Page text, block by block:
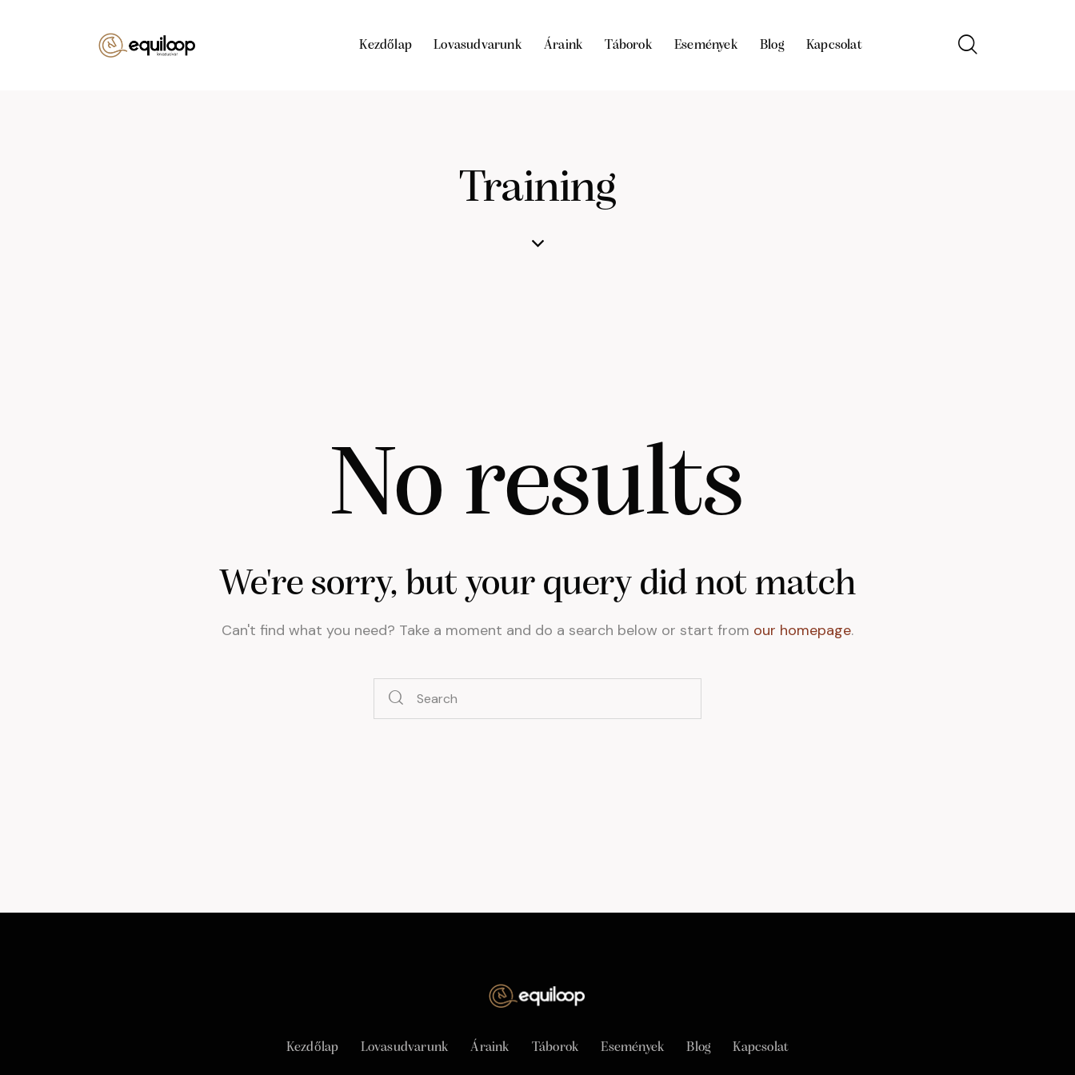
Kezdőlap Lovasudvarunk Áraink Táborok Események Blog Kapcsolat
Training
No results
We're sorry, but your query did not match
Can't find what you need? Take a moment and do a search below or start from our homepage.
Kezdőlap Lovasudvarunk Áraink Táborok Események Blog Kapcsolat